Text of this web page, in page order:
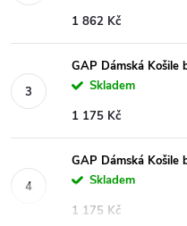
1 862 Kč
GAP Dámská
Skladem
1 175 Kč
GAP Dámská
Skladem
1 175 Kč